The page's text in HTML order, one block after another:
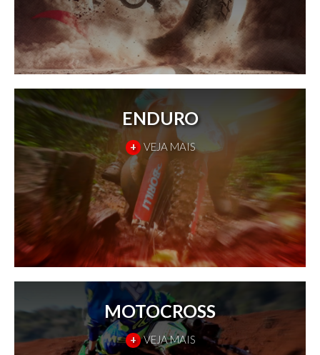
ENDURO
+ VEJA MAIS
MOTOCROSS
+ VEJA MAIS